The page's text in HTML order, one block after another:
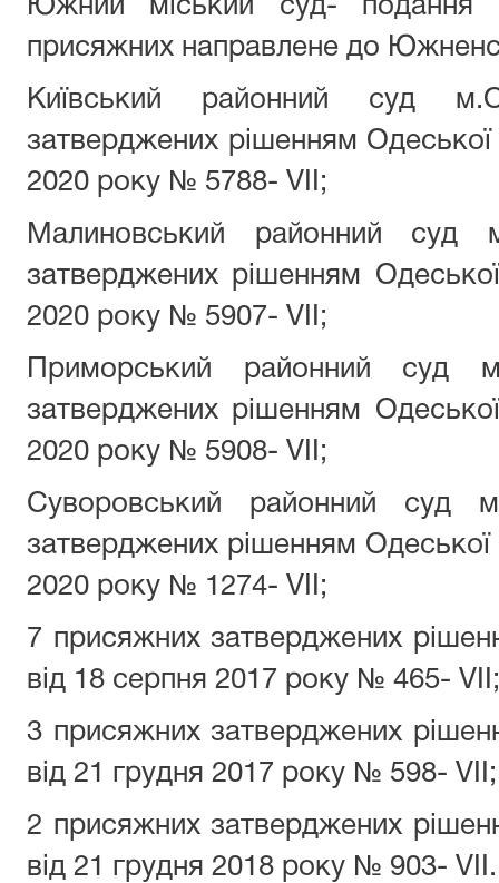
Южний міський суд- подання
присяжних направлене до
Київський районний суд
затверджених рішенням Одеської
2020 року № 5788- VII;
Малиновський районний
затверджених рішенням
2020 року № 5907- VII;
Приморський районний
затверджених рішенням
2020 року № 5908- VII;
Суворовський районний
затверджених рішенням Одеської
2020 року № 1274- VII;
7 присяжних затверджених
від 18 серпня 2017 року № 465- VII;
3 присяжних затверджених
від 21 грудня 2017 року № 598- VII;
2 присяжних затверджених
від 21 грудня 2018 року № 903- VII.